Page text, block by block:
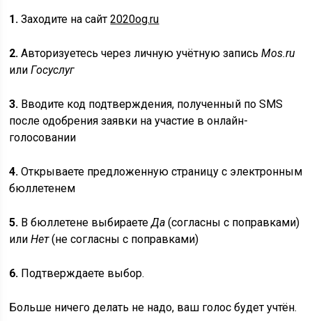
1. Заходите на сайт2020og.ru
2. Авторизуетесь через личную учётную записьMos.ru
илиГосуслуг
3. Вводите код подтверждения, полученный по SMS
после одобрения заявки на участие в онлайн-
голосовании
4. Открываете предложенную страницу с электронным
бюллетенем
5. В бюллетене выбираетеДа (согласны с поправками)
илиНет(не согласны с поправками)
6. Подтверждаете выбор.
Больше ничего делать не надо, ваш голос будет учтён.